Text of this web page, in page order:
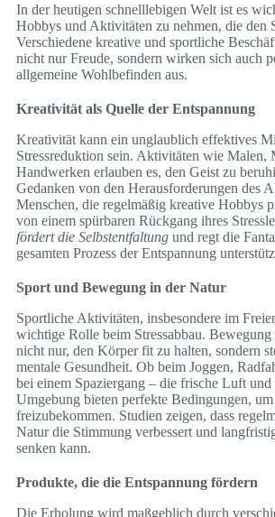
In der heutigen schnelllebigen Welt ist es
Hobbys und Aktivitäten zu nehmen, die den
Verschiedene kreative und sportliche
nicht nur Freude, sondern wirken sich auch
allgemeine Wohlbefinden aus.
Kreativität als Quelle der Entspannung
Kreativität kann ein unglaublich effektives
Stressreduktion sein. Aktivitäten wie Malen,
Handwerken erlauben es, den Geist zu
Gedanken von den Herausforderungen des
Menschen, die regelmäßig kreative Hobbys
von einem spürbaren Rückgang ihres
fördert die Selbstentfaltung und regt die
gesamten Prozess der Entspannung
Sport und Bewegung in der Natur
Sportliche Aktivitäten, insbesondere im
wichtige Rolle beim Stressabbau.
nicht nur, den Körper fit zu halten, sondern
mentale Gesundheit. Ob beim Joggen,
bei einem Spaziergang – die frische Luft
Umgebung bieten perfekte Bedingungen,
freizubekommen. Studien zeigen, dass
Natur die Stimmung verbessert und
senken kann.
Produkte, die die Entspannung fördern
Die Erholung wird maßgeblich durch